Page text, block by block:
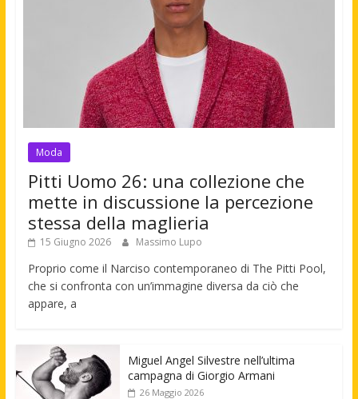
Moda
Pitti Uomo 26: una collezione che
mette in discussione la percezione
stessa della maglieria
15 Giugno 2026 Massimo Lupo
Proprio come il Narciso contemporaneo di The Pitti Pool,
che si confronta con un’immagine diversa da ciò che
appare, a
Miguel Angel Silvestre nell’ultima
campagna di Giorgio Armani
26 Maggio 2026